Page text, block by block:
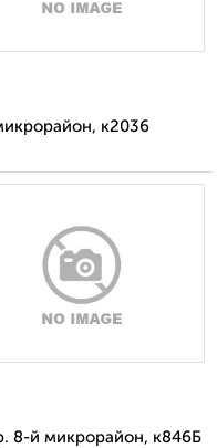
к2036
8-й микрорайон, к846Б